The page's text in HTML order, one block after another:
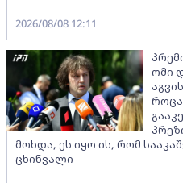
2026/08/08 12:11
ომი
როცა
მოხდა, ეს იყო ის, რომ
ცხინვალი